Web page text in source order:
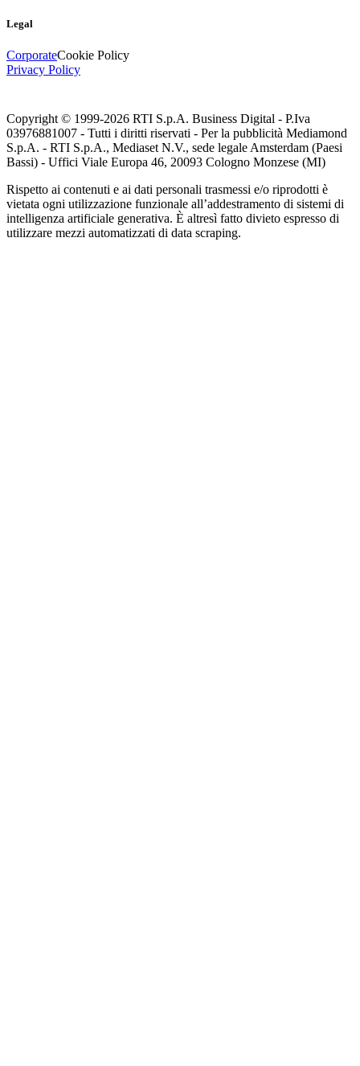
Legal
CorporateCookie Policy
Privacy Policy
Copyright © 1999-2026 RTI S.p.A. Business Digital - P.Iva
03976881007 - Tutti i diritti riservati - Per la pubblicità Mediamond
S.p.A. - RTI S.p.A., Mediaset N.V., sede legale Amsterdam (Paesi
Bassi) - Uffici Viale Europa 46, 20093 Cologno Monzese (MI)
Rispetto ai contenuti e ai dati personali trasmessi e/o riprodotti è
vietata ogni utilizzazione funzionale all’addestramento di sistemi di
intelligenza artificiale generativa. È altresì fatto divieto espresso di
utilizzare mezzi automatizzati di data scraping.